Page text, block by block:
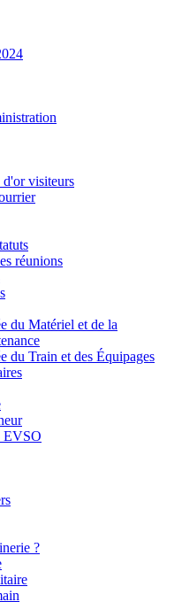
visiteurs
réunions
du Matériel et de la
du Train et des Équipages
EVSO
?